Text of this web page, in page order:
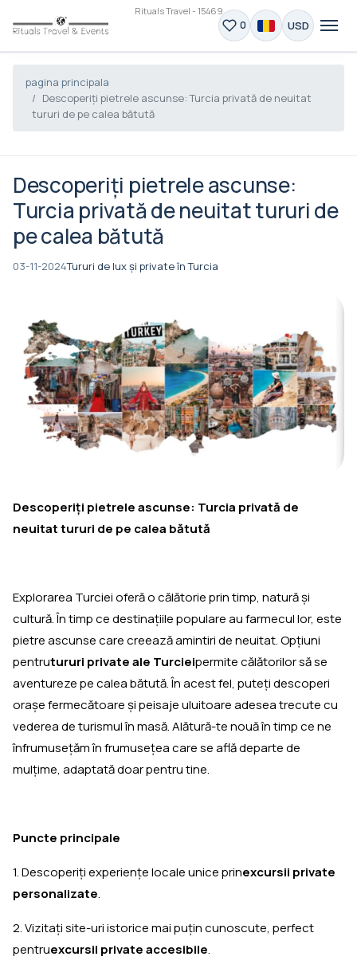
Rituals Travel - 15469
0 USD
pagina principala
Descoperiţi pietrele ascunse: Turcia privată de neuitat
tururi de pe calea bătută
Descoperiţi pietrele ascunse:
Turcia privată de neuitat tururi de
pe calea bătută
03-11-2024Tururi de lux și private în Turcia
Descoperiţi pietrele ascunse: Turcia privată de
neuitat tururi de pe calea bătută
Explorarea Turciei oferă o călătorie prin timp, natură şi
cultură. În timp ce destinaţiile populare au farmecul lor, este
pietre ascunse care creează amintiri de neuitat. Opţiuni
pentrutururi private ale Turcieipermite călătorilor să se
aventureze pe calea bătută. În acest fel, puteți descoperi
orașe fermecătoare și peisaje uluitoare adesea trecute cu
vederea de turismul în masă. Alătură-te nouă în timp ce ne
înfrumuseţăm în frumuseţea care se află departe de
mulţime, adaptată doar pentru tine.
Puncte principale
1. Descoperiți experiențe locale unice prinexcursii private
personalizate.
2. Vizitați site-uri istorice mai puțin cunoscute, perfect
pentruexcursii private accesibile.